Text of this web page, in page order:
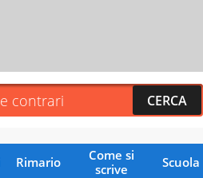
Rimario
Come si
scrive
Scuola